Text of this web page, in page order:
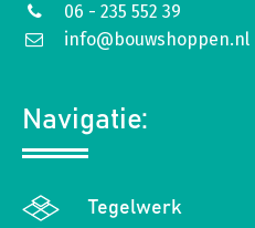
06 - 235 552 39
info@bouwshoppen.nl
Navigatie:
Tegelwerk